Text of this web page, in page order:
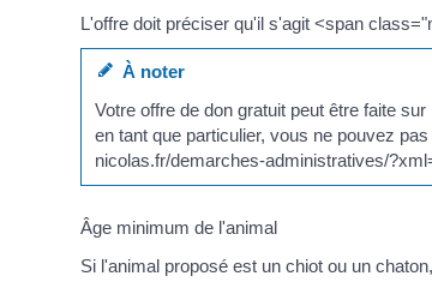
L'offre doit préciser qu'il s'agit <span
À noter
Votre offre de don gratuit peut être faite
en tant que particulier, vous ne pouvez
nicolas.fr/demarches-administratives/
Âge minimum de l'animal
Si l'animal proposé est un chiot ou un